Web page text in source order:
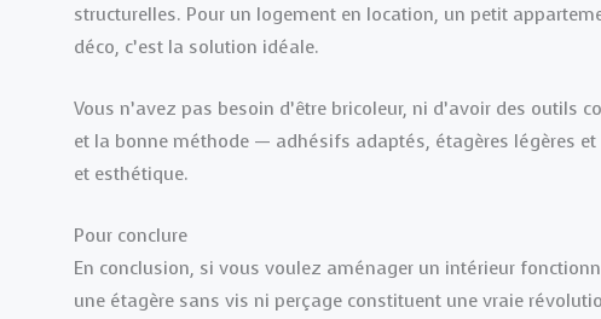
structurelles. Pour un logement en location, un petit
déco, c’est la solution idéale.
Vous n’avez pas besoin d’être bricoleur, ni d’avoir des outils
et la bonne méthode — adhésifs adaptés, étagères légères
et esthétique.
Pour conclure
En conclusion, si vous voulez aménager un intérieur
une étagère sans vis ni perçage constituent une vraie